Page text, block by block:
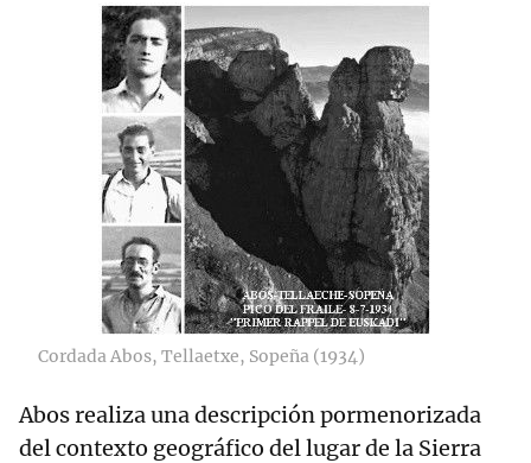
Cordada Abos, Tellaetxe, Sopeña (1934)
Abos realiza una descripción pormenorizada
del contexto geográfico del lugar de la Sierra